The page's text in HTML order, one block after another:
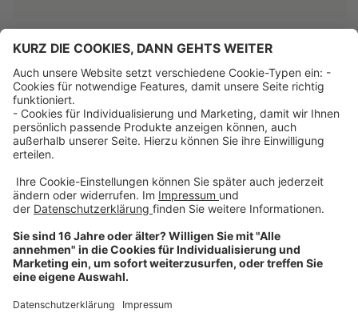
Über uns
Dehner Unternehmen
Jobs bei Dehner